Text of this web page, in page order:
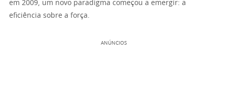
em 2009, um novo paradigma começou a emergir: a
eficiência sobre a força.
ANÚNCIOS